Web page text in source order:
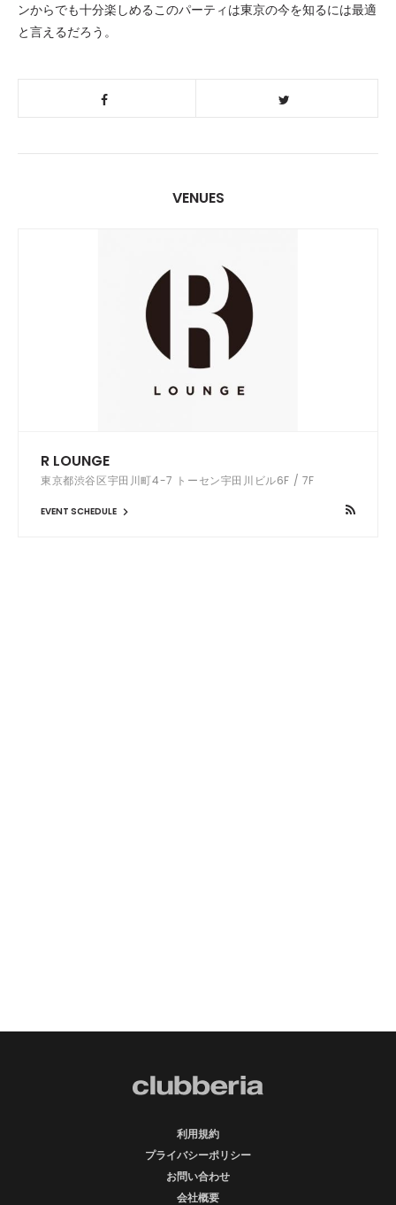
ンからでも十分楽しめるこのパーティは東京の今を知るには最適
と言えるだろう。
VENUES
R LOUNGE
東京都渋谷区宇田川町4-7 トーセン宇田川ビル6F / 7F
EVENT SCHEDULE
利用規約
プライバシーポリシー
お問い合わせ
会社概要